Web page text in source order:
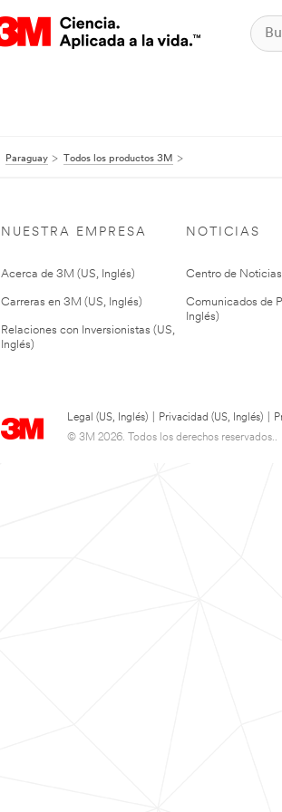
Paraguay Todos los productos 3M
NUESTRA EMPRESA
Acerca de 3M (US, Inglés)
Carreras en 3M (US, Inglés)
Relaciones con Inversionistas (US,
Inglés)
NOTICIAS
Centro de Noticias
Comunicados de
Inglés)
Legal (US, Inglés) Privacidad (US, Inglés)
© 3M 2026. Todos los derechos reservados..